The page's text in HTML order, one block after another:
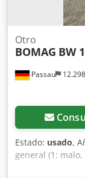
considerando
herramientas y
y operadores de
plataforma.
Passau
Otro
BOMAG BW
Estado: usado,
general (1:
Af Asrf ----